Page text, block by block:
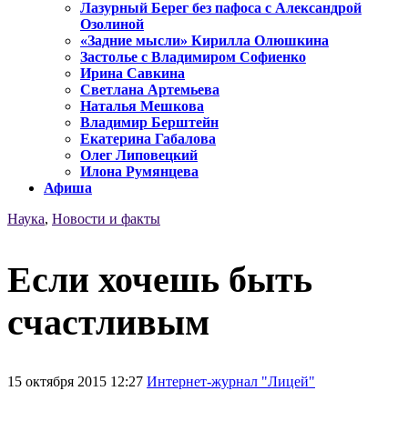
Лазурный Берег без пафоса с Александрой
Озолиной
«Задние мысли» Кирилла Олюшкина
Застолье с Владимиром Софиенко
Ирина Савкина
Светлана Артемьева
Наталья Мешкова
Владимир Берштейн
Екатерина Габалова
Олег Липовецкий
Илона Румянцева
Афиша
Наука, Новости и факты
Если хочешь быть
счастливым
15 октября 2015 12:27 Интернет-журнал "Лицей"